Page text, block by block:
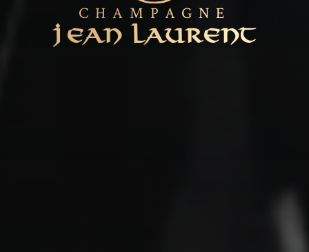
CHAMPAGNE
J EAN LAURENT